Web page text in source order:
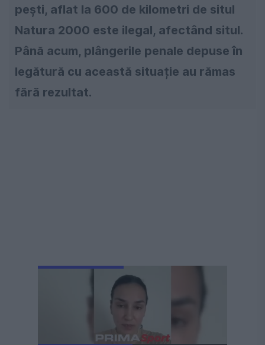
pești, aflat la 600 de kilometri de situl
Natura 2000 este ilegal, afectând situl.
Până acum, plângerile penale depuse în
legătură cu această situație au rămas
fără rezultat.